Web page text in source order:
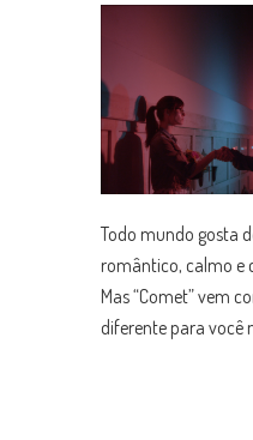
Todo mundo gosta
romântico, calmo e
Mas “Comet” vem
diferente para você